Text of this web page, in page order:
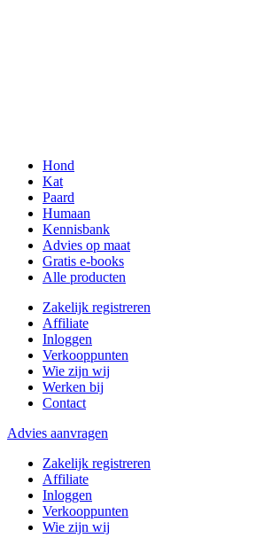
Hond
Kat
Paard
Humaan
Kennisbank
Advies op maat
Gratis e-books
Alle producten
Zakelijk registreren
Affiliate
Inloggen
Verkooppunten
Wie zijn wij
Werken bij
Contact
Advies aanvragen
Zakelijk registreren
Affiliate
Inloggen
Verkooppunten
Wie zijn wij